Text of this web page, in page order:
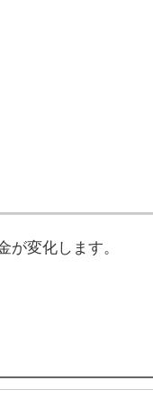
が変化します。